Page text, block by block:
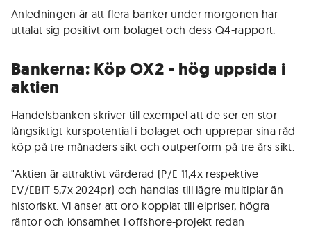
Anledningen är att flera banker under morgonen har
uttalat sig positivt om bolaget och dess Q4-rapport.
Bankerna: Köp OX2 - hög uppsida i
aktien
Handelsbanken skriver till exempel att de ser en stor
långsiktigt kurspotential i bolaget och upprepar sina råd
köp på tre månaders sikt och outperform på tre års sikt.
"Aktien är attraktivt värderad (P/E 11,4x respektive
EV/EBIT 5,7x 2024pr) och handlas till lägre multiplar än
historiskt. Vi anser att oro kopplat till elpriser, högra
räntor och lönsamhet i offshore-projekt redan